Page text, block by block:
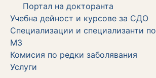
Портал на докторанта
Учебна дейност и курсове за СДО
Специализации и специализанти
МЗ
Комисия по редки заболявания
Услуги